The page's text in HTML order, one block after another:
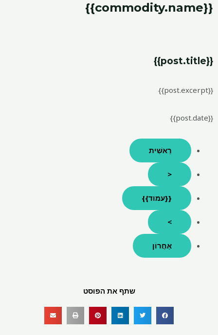
{{commodity.name}}
{{post.title}}
{{post.excerpt}}
{{post.date}}
רֵאשִׁית
<
{{עמוד}}
>
אַחֲרוֹן
שתף את הפוסט